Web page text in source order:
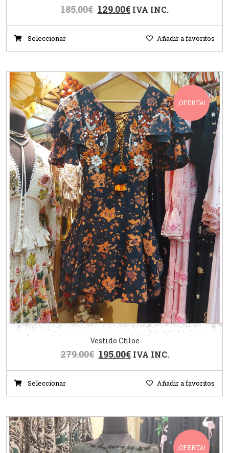
185.00€ 129.00€ IVA INC.
Seleccionar Añadir a favoritos
¡OFERTA!
Vestido Chloe
279.00€ 195.00€ IVA INC.
Seleccionar Añadir a favoritos
¡OFERTA!